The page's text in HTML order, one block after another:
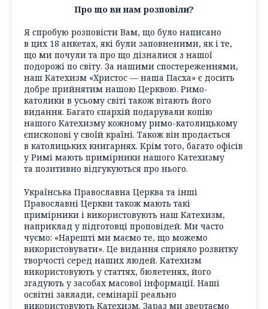
Про що ви нам розповіли?
Я спробую розповісти Вам, що було написано
в цих 18 анкетах, які були заповненими, як і те,
що ми почули та про що дізналися з нашої
подорожі по світу. За нашими спостереженнями,
наш Катехизм «Христос — наша Пасха» є досить
добре прийнятим нашою Церквою. Римо-
католики в усьому світі також вітають його
видання. Багато єпархій подарували копію
нашого Катехизму кожному римо-католицькому
єпископові у своїй країні. Також він продається
в католицьких книгарнях. Крім того, багато офісів
у Римі мають примірники нашого Катехизму
та позитивно відгукуються про нього.
Українська Православна Церква та інші
Православні Церкви також мають такі
примірники і використовують наш Катехизм,
наприклад у підготовці проповідей. Ми часто
чуємо: «Нарешті ми маємо те, що можемо
використовувати». Це видання сприяло розвитку
творчості серед наших людей. Катехизм
використовують у статтях, бюлетенях, його
згадують у засобах масової інформації. Наші
освітні заклади, семінарії реально
використовують Катехизм. Зараз ми звертаємо